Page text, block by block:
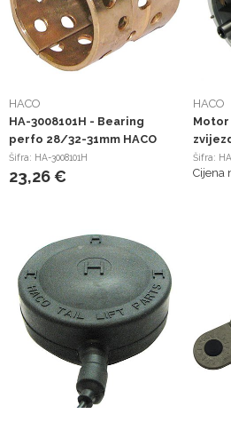
HACO
HA-3008101H - Bearing
perfo 28/32-31mm HACO
Šifra: HA-3008101H
23,26 €
HACO
Motor
Šifra:
Cijena